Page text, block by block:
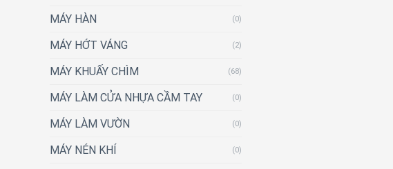
MÁY HÀN (0)
MÁY HỚT VÁNG (2)
MÁY KHUẤY CHÌM (68)
MÁY LÀM CỬA NHỰA CẦM TAY (0)
MÁY LÀM VƯỜN (0)
MÁY NÉN KHÍ (0)